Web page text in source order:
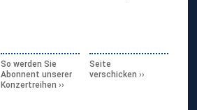
So werden Sie
Abonnent unserer
Konzertreihen
Seite
verschicken